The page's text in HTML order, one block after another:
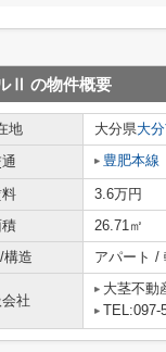
Ⅱ の物件概要
地 大分県大
豊肥本線
3.6万円
26.71㎡
構造
アパート /
社
大茎不動
TEL:097-